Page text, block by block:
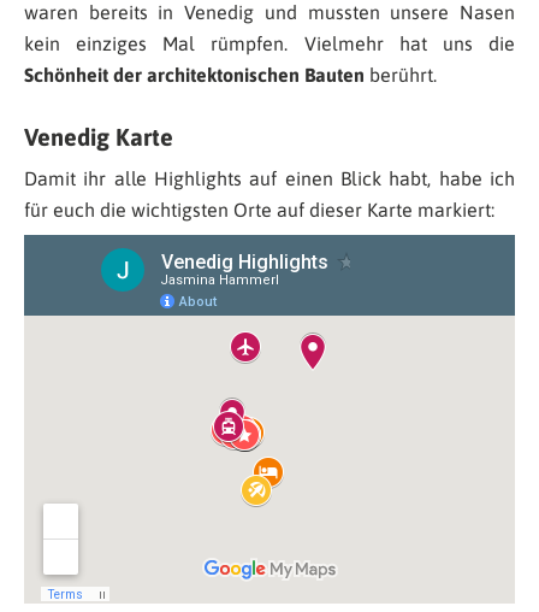
waren bereits in Venedig und mussten unsere Nasen
kein einziges Mal rümpfen. Vielmehr hat uns die
Schönheit der architektonischen Bauten berührt.
Venedig Karte
Damit ihr alle Highlights auf einen Blick habt, habe ich
für euch die wichtigsten Orte auf dieser Karte markiert: